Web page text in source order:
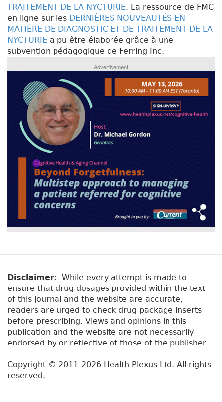
TRAITEMENT DE LA NYCTURIE. La ressource de FMC
en ligne sur les DERNIÈRES NOUVEAUTÉS EN
MATIÈRE DE DIAGNOSTIC ET DE TRAITEMENT DE LA
NYCTURIE a pu être élaborée grâce à une
subvention pédagogique de Ferring Inc.
Advertisement
Disclaimer: While every attempt is made to
ensure that drug dosages provided within the text
of this journal and the website are accurate,
readers are urged to check drug package inserts
before prescribing. Views and opinions in this
publication and the website are not necessarily
endorsed by or reflective of those of the publisher.
Copyright © 2011-2026 Health Plexus Ltd. All rights
reserved.